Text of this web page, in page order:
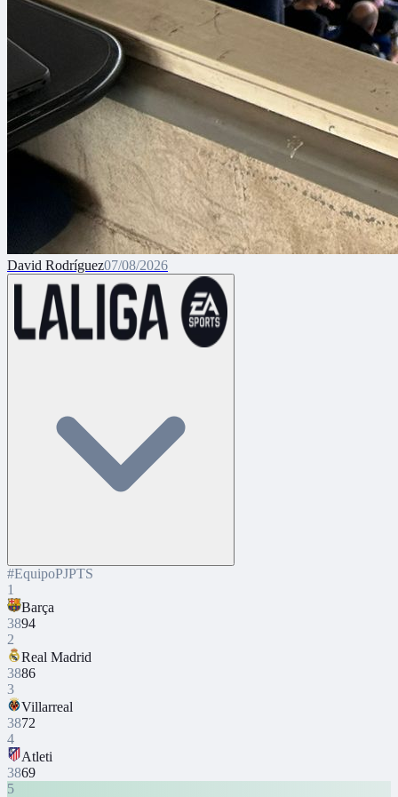
David Rodríguez07/08/2026
#EquipoPJPTS
1
Barça
3894
2
Real Madrid
3886
3
Villarreal
3872
4
Atleti
3869
5